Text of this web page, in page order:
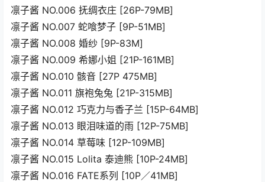
凛子酱 NO.006 抚绸衣庄 [26P-79MB]
凛子酱 NO.007 蛇喰梦子 [9P-51MB]
凛子酱 NO.008 婚纱 [9P-83M]
凛子酱 NO.009 希娜小姐 [21P-161MB]
凛子酱 NO.010 骸音 [27P 475MB]
凛子酱 NO.011 旗袍兔兔 [21P-315MB]
凛子酱 NO.012 巧克力与香子兰 [15P-64MB]
凛子酱 NO.013 眼泪味道的雨 [12P-75MB]
凛子酱 NO.014 草莓味 [12P-109MB]
凛子酱 NO.015 Lolita 泰迪熊 [10P-24MB]
凛子酱 NO.016 FATE系列 [10P／41MB]